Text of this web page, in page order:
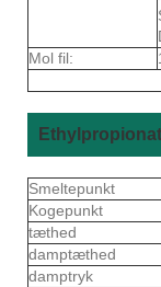
Mol fil:
Smeltepunkt
Kogepunkt
tæthed
damptæthed
damptryk